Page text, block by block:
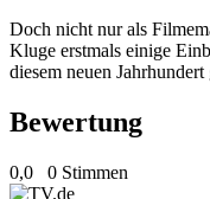
Doch nicht nur als
Kluge erstmals einige
diesem neuen
Bewertung
0,0 0 Stimmen